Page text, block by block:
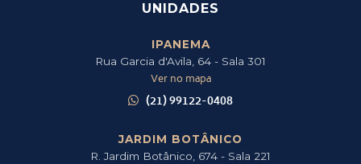
UNIDADES
IPANEMA
Rua Garcia d'Avila, 64 - Sala 301
Ver no mapa
(21) 99122-0408
JARDIM BOTÂNICO
R. Jardim Botânico, 674 - Sala 221